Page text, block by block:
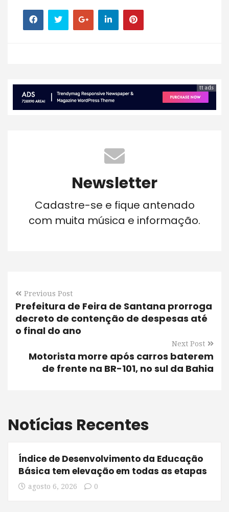
tt ads
Newsletter
Cadastre-se e fique antenado
com muita música e informação.
Previous Post
Prefeitura de Feira de Santana prorroga
decreto de contenção de despesas até
o final do ano
Next Post
Motorista morre após carros baterem
de frente na BR-101, no sul da Bahia
Notícias Recentes
Índice de Desenvolvimento da Educação
Básica tem elevação em todas as etapas
agosto 6, 2026 0